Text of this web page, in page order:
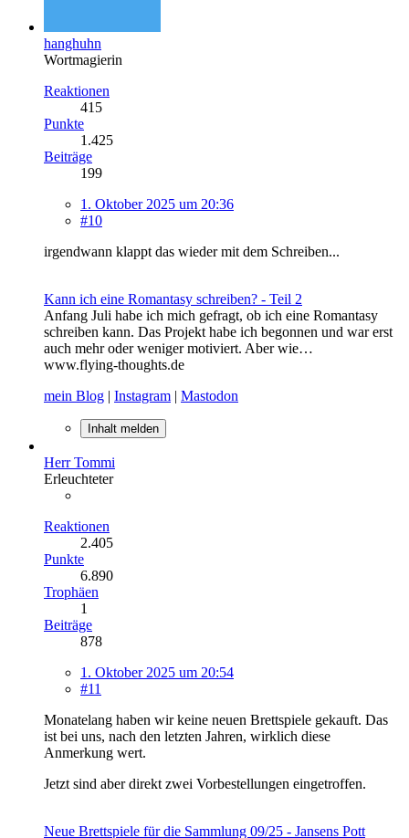
hanghuhn
Wortmagierin
Reaktionen
415
Punkte
1.425
Beiträge
199
1. Oktober 2025 um 20:36
#10
irgendwann klappt das wieder mit dem Schreiben...
Kann ich eine Romantasy schreiben? - Teil 2
Anfang Juli habe ich mich gefragt, ob ich eine Romantasy
schreiben kann. Das Projekt habe ich begonnen und war erst
auch mehr oder weniger motiviert. Aber wie…
www.flying-thoughts.de
mein Blog | Instagram | Mastodon
Inhalt melden
Herr Tommi
Erleuchteter
Reaktionen
2.405
Punkte
6.890
Trophäen
1
Beiträge
878
1. Oktober 2025 um 20:54
#11
Monatelang haben wir keine neuen Brettspiele gekauft. Das
ist bei uns, nach den letzten Jahren, wirklich diese
Anmerkung wert.
Jetzt sind aber direkt zwei Vorbestellungen eingetroffen.
Neue Brettspiele für die Sammlung 09/25 - Jansens Pott